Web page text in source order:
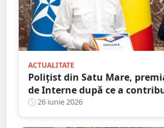
ACTUALITATE
Polițist din Satu Mare,
de Interne după ce a
destructurarea unei rețele
26 iunie 2026